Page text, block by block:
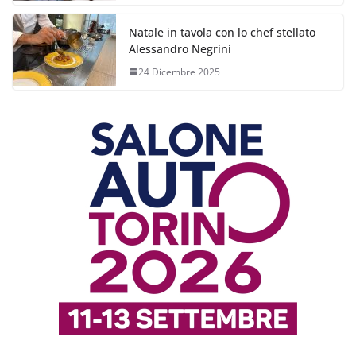
Natale in tavola con lo chef stellato
Alessandro Negrini
24 Dicembre 2025